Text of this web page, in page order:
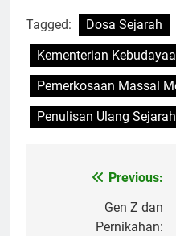
Tagged: Dosa Sejarah
Kementerian
Pemerkosaan Massal
Penulisan Ulang Sejarah
NavigasiPrevious:
Gen Z dan
Pernikahan: